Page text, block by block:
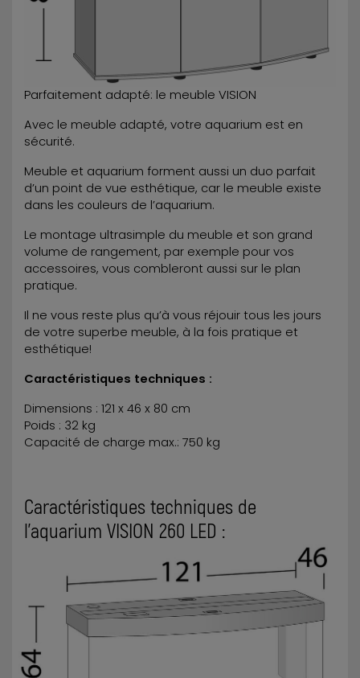
Parfaitement adapté: le meuble VISION
Avec le meuble adapté, votre aquarium est en
sécurité.
Meuble et aquarium forment aussi un duo parfait
d’un point de vue esthétique, car le meuble existe
dans les couleurs de l’aquarium.
Le montage ultrasimple du meuble et son grand
volume de rangement, par exemple pour vos
accessoires, vous combleront aussi sur le plan
pratique.
Il ne vous reste plus qu’à vous réjouir tous les jours
de votre superbe meuble, à la fois pratique et
esthétique!
Caractéristiques techniques :
Dimensions : 121 x 46 x 80 cm
Poids : 32 kg
Capacité de charge max.: 750 kg
Caractéristiques techniques de
l’aquarium VISION 260 LED :